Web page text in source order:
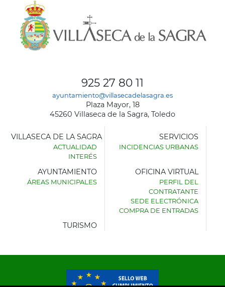
925 27 80 11
ayuntamiento@villasecadelasagra.es
Plaza Mayor, 18
45260 Villaseca de la Sagra, Toledo
AYUNTAMIENTO
VILLASECA DE LA SAGRA
ACTUALIDAD
INTERÉS
SERVICIOS
INCIDENCIAS URBANAS
AYUNTAMIENTO
ÁREAS MUNICIPALES
OFICINA VIRTUAL
PERFIL DEL
CONTRATANTE
SEDE ELECTRÓNICA
COMPRA DE ENTRADAS
TURISMO